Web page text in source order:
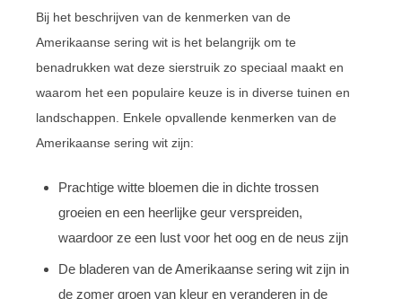
Bij het beschrijven van de kenmerken van de
Amerikaanse sering wit is het belangrijk om te
benadrukken wat deze sierstruik zo speciaal maakt en
waarom het een populaire keuze is in diverse tuinen en
landschappen. Enkele opvallende kenmerken van de
Amerikaanse sering wit zijn:
Prachtige witte bloemen die in dichte trossen
groeien en een heerlijke geur verspreiden,
waardoor ze een lust voor het oog en de neus zijn
De bladeren van de Amerikaanse sering wit zijn in
de zomer groen van kleur en veranderen in de